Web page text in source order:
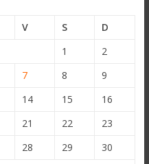
V S
D
1
2
7 8
9
14 15
16
21 22
23
28 29
30